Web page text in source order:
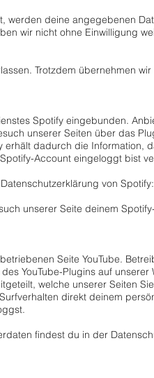
werden deine angegebenen
wir nicht ohne Einwilligung
Trotzdem übernehmen
Spotify eingebunden.
unserer Seiten über das
dadurch die Information,
Account eingeloggt bist
von Spotify:
unserer Seite deinem
Seite YouTube.
YouTube-Plugins auf
welche unserer Seiten
direkt deinem
findest du in der